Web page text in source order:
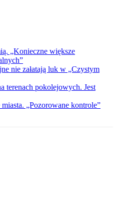
„Konieczne większe
nie załatają luk w „Czystym
terenach pokolejowych. Jest
„Pozorowane kontrole”